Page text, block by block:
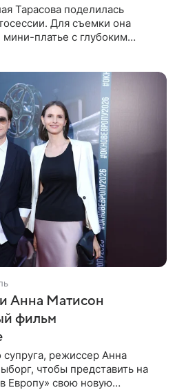
Тарасова поделилась
Для съемки она
платье с глубоким
Анна Матисон
фильм
супруга, режиссер Анна
чтобы представить на
Европу» свою новую